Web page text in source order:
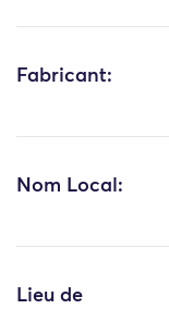
Fabricant:
Nom Local:
Lieu de